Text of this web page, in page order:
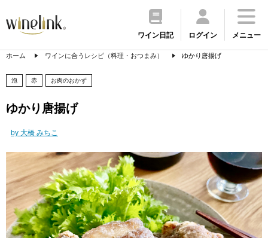
ワイン日記 ログイン メニュー
ホーム ワインに合うレシピ（料理・おつまみ） ゆかり唐揚げ
泡 赤 お肉のおかず
ゆかり唐揚げ
by 大橋 みちこ